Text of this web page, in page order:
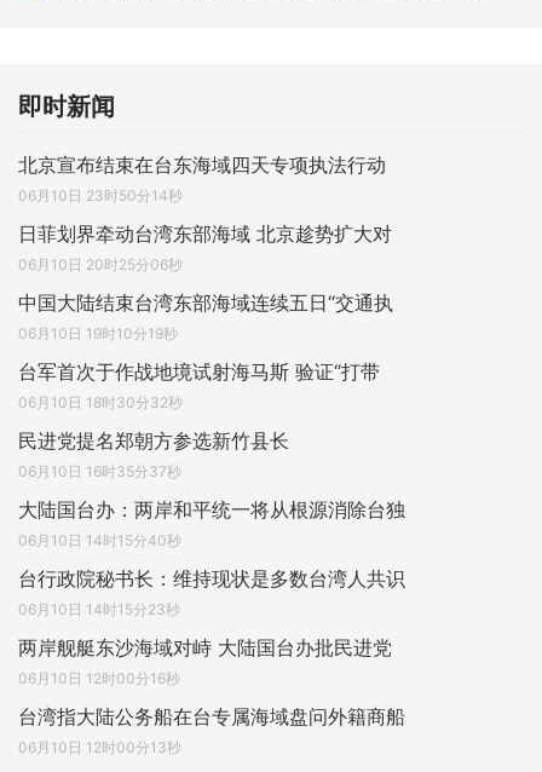
即时新闻
北京宣布结束在台东海域四天专项执法行动
06月10日 23时50分14秒
日菲划界牵动台湾东部海域 北京趁势扩大对
06月10日 20时25分06秒
中国大陆结束台湾东部海域连续五日“交通执
06月10日 19时10分19秒
台军首次于作战地境试射海马斯 验证“打带
06月10日 18时30分32秒
民进党提名郑朝方参选新竹县长
06月10日 16时35分37秒
大陆国台办：两岸和平统一将从根源消除台独
06月10日 14时15分40秒
台行政院秘书长：维持现状是多数台湾人共识
06月10日 14时15分23秒
两岸舰艇东沙海域对峙 大陆国台办批民进党
06月10日 12时00分16秒
台湾指大陆公务船在台专属海域盘问外籍商船
06月10日 12时00分13秒